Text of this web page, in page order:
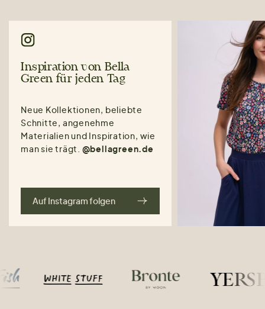
Inspiration von Bella
Green für jeden Tag
Neue Kollektionen, beliebte
Schnitte, angenehme
Materialien und Inspiration, wie
man sie trägt. @bellagreen.de
Auf Instagram folgen